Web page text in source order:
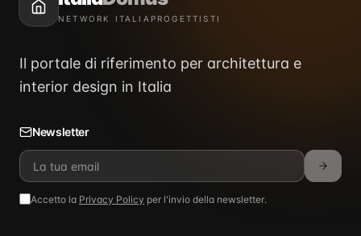
NETWORK ITALIAPROGETTISTI
Il portale di riferimento per architettura e
interior design in Italia
Newsletter
Accetto la Privacy Policy per l'invio della newsletter.